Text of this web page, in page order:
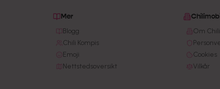
Mer
Blogg
Chili Kompis
Emoji
Nettstedsoversikt
Om
Cookies
Vilkår